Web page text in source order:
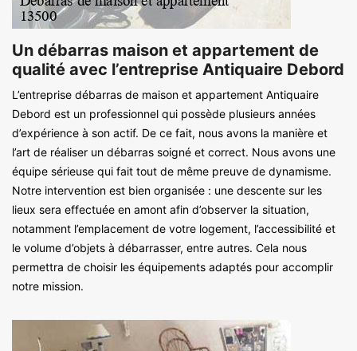
Un débarras maison et appartement de
qualité avec l’entreprise Antiquaire Debord
L’entreprise débarras de maison et appartement Antiquaire
Debord est un professionnel qui possède plusieurs années
d’expérience à son actif. De ce fait, nous avons la manière et
l’art de réaliser un débarras soigné et correct. Nous avons une
équipe sérieuse qui fait tout de même preuve de dynamisme.
Notre intervention est bien organisée : une descente sur les
lieux sera effectuée en amont afin d’observer la situation,
notamment l’emplacement de votre logement, l’accessibilité et
le volume d’objets à débarrasser, entre autres. Cela nous
permettra de choisir les équipements adaptés pour accomplir
notre mission.